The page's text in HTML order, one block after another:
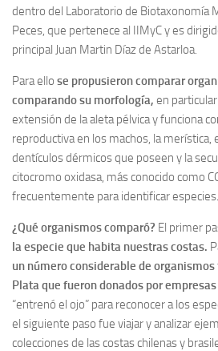
dentro del Laboratorio de Biotaxonomía
Peces, que pertenece al IIMyC y es
principal Juan Martin Díaz de Astarloa.
Para ello se propusieron comparar
comparando su morfología, en
extensión de la aleta pélvica y funciona
reproductiva en los machos, la merística,
dentículos dérmicos que poseen y la
citocromo oxidasa, más conocido como
frecuentemente para identificar especies.
¿Qué organismos comparó? El primer
la especie que habita nuestras costas.
un número considerable de
Plata que fueron donados por
“entrenó el ojo” para reconocer a los
el siguiente paso fue viajar y analizar
colecciones de las costas chilenas y